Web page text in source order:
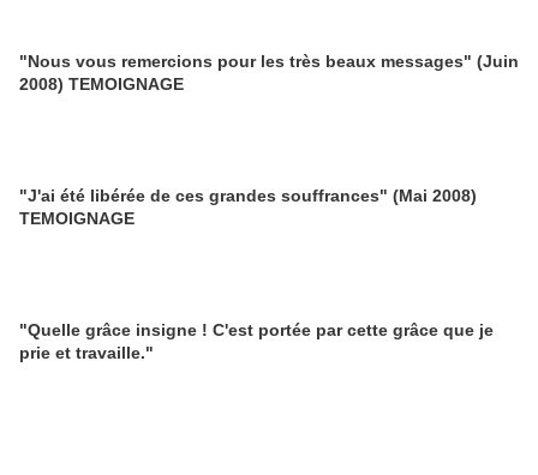
"Nous vous remercions pour les très beaux messages" (Juin
2008) TEMOIGNAGE
"J'ai été libérée de ces grandes souffrances" (Mai 2008)
TEMOIGNAGE
"Quelle grâce insigne ! C'est portée par cette grâce que je
prie et travaille."